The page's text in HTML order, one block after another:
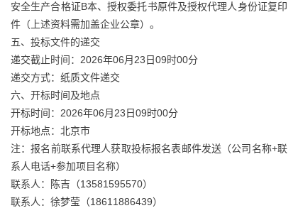
安全生产合格证B本、授权委托书原件及授权代理人身份证复印
件（上述资料需加盖企业公章）。
五、投标文件的递交
递交截止时间：2026年06月23日09时00分
递交方式：纸质文件递交
六、开标时间及地点
开标时间：2026年06月23日09时00分
开标地点：北京市
注：报名前联系代理人获取投标报名表邮件发送（公司名称+联
系人电话+参加项目名称）
联系人：陈吉（13581595570）
联系人：徐梦莹（18611886439）